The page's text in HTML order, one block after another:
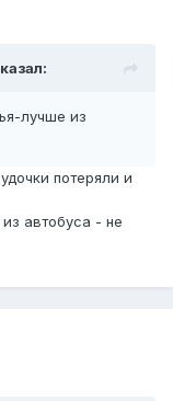
лучше из
потеряли и
автобуса - не